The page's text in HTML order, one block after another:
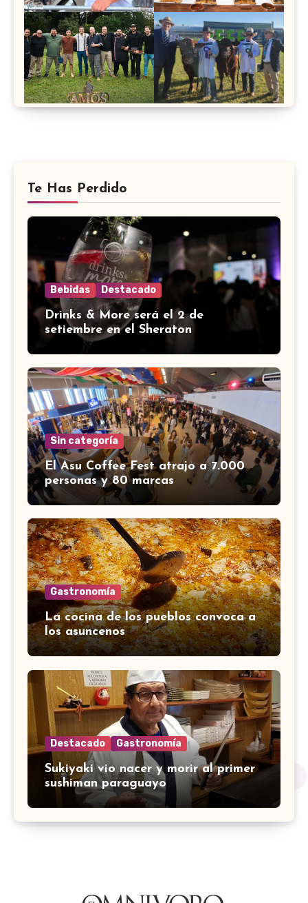
Te Has Perdido
Bebidas Destacado
Drinks & More será el 2 de
setiembre en el Sheraton
Sin categoría
El Asu Coffee Fest atrajo a 7.000
personas y 80 marcas
Gastronomía
La cocina de los pueblos convoca a
los asuncenos
Destacado Gastronomía
Sukiyaki vio nacer y morir al primer
sushiman paraguayo